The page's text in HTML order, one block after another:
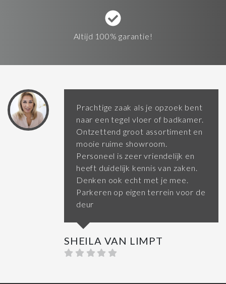
Altijd 100% garantie!
Prachtige zaak als je opzoek bent
naar een tegel vloer of badkamer.
Ontzettend groot assortiment en
mooie ruime showroom.
Personeel is zeer vriendelijk en
heeft duidelijk kennis van zaken.
Denken ook echt met je mee.
Parkeren op eigen terrein voor de
deur
SHEILA VAN LIMPT